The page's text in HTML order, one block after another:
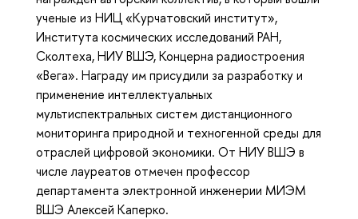
ученые из НИЦ «Курчатовский институт»,
Института космических исследований РАН,
Сколтеха, НИУ ВШЭ, Концерна радиостроения
«Вега». Награду им присудили за разработку и
применение интеллектуальных
мультиспектральных систем дистанционного
мониторинга природной и техногенной среды для
отраслей цифровой экономики. От НИУ ВШЭ в
числе лауреатов отмечен профессор
департамента электронной инженерии МИЭМ
ВШЭ Алексей Каперко.